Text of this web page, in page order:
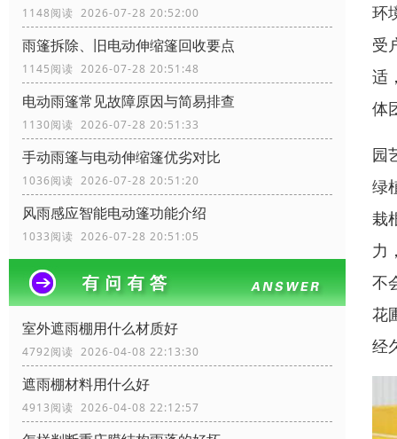
1148阅读 2026-07-28 20:52:00
雨篷拆除、旧电动伸缩篷回收要点
1145阅读 2026-07-28 20:51:48
电动雨篷常见故障原因与简易排查
1130阅读 2026-07-28 20:51:33
手动雨篷与电动伸缩篷优劣对比
1036阅读 2026-07-28 20:51:20
风雨感应智能电动篷功能介绍
1033阅读 2026-07-28 20:51:05
室外遮雨棚用什么材质好
4792阅读 2026-04-08 22:13:30
遮雨棚材料用什么好
4913阅读 2026-04-08 22:12:57
环
受
适
体
园
绿
栽
力
不
花
经